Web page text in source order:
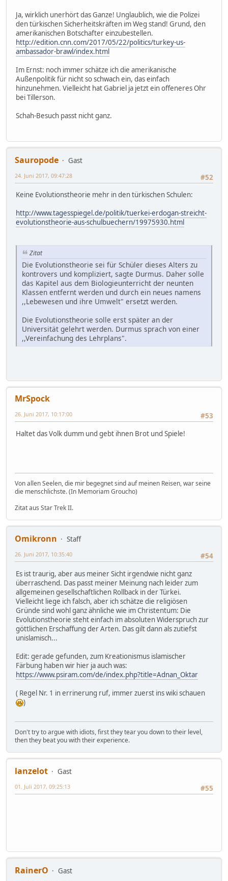
Ja, wirklich unerhört das Ganze! Unglaublich, wie die Polizei
den türkischen Sicherheitskräften im Weg stand! Grund, den
amerikanischen Botschafter einzubestellen.
http://edition.cnn.com/2017/05/22/politics/turkey-us-
ambassador-brawl/index.html
Im Ernst: noch immer schätze ich die amerikanische
Außenpolitik für nicht so schwach ein, das einfach
hinzunehmen. Vielleicht hat Gabriel ja jetzt ein offeneres Ohr
bei Tillerson.
Schah-Besuch passt nicht ganz.
Sauropode
Gast
#52
24. Juni 2017, 09:47:28
Keine Evolutionstheorie mehr in den türkischen Schulen:
http://www.tagesspiegel.de/politik/tuerkei-erdogan-streicht-
evolutionstheorie-aus-schulbuechern/19975930.html
Zitat
Die Evolutionstheorie sei für Schüler dieses Alters zu
kontrovers und kompliziert, sagte Durmus. Daher solle
das Kapitel aus dem Biologieunterricht der neunten
Klassen entfernt werden und durch ein neues namens
,,Lebewesen und ihre Umwelt" ersetzt werden.
Die Evolutionstheorie solle erst später an der
Universität gelehrt werden. Durmus sprach von einer
,,Vereinfachung des Lehrplans".
MrSpock
#53
26. Juni 2017, 10:17:00
Haltet das Volk dumm und gebt ihnen Brot und Spiele!
Von allen Seelen, die mir begegnet sind auf meinen Reisen, war seine
die menschlichste. (In Memoriam Groucho)
Zitat aus Star Trek II.
Omikronn
Staff
#54
26. Juni 2017, 10:35:40
Es ist traurig, aber aus meiner Sicht irgendwie nicht ganz
überraschend. Das passt meiner Meinung nach leider zum
allgemeinen gesellschaftlichen Rollback in der Türkei.
Vielleicht liege ich falsch, aber ich schätze die religiösen
Gründe sind wohl ganz ähnliche wie im Christentum: Die
Evolutionstheorie steht einfach im absoluten Widerspruch zur
göttlichen Erschaffung der Arten. Das gilt dann als zutiefst
unislamisch...
Edit: gerade gefunden, zum Kreationismus islamischer
Färbung haben wir hier ja auch was:
https://www.psiram.com/de/index.php?title=Adnan_Oktar
( Regel Nr. 1 in errinerung ruf, immer zuerst ins wiki schauen
)
Don't try to argue with idiots, first they tear you down to their level,
then they beat you with their experience.
lanzelot
Gast
#55
01. Juli 2017, 09:25:13
RainerO
Gast